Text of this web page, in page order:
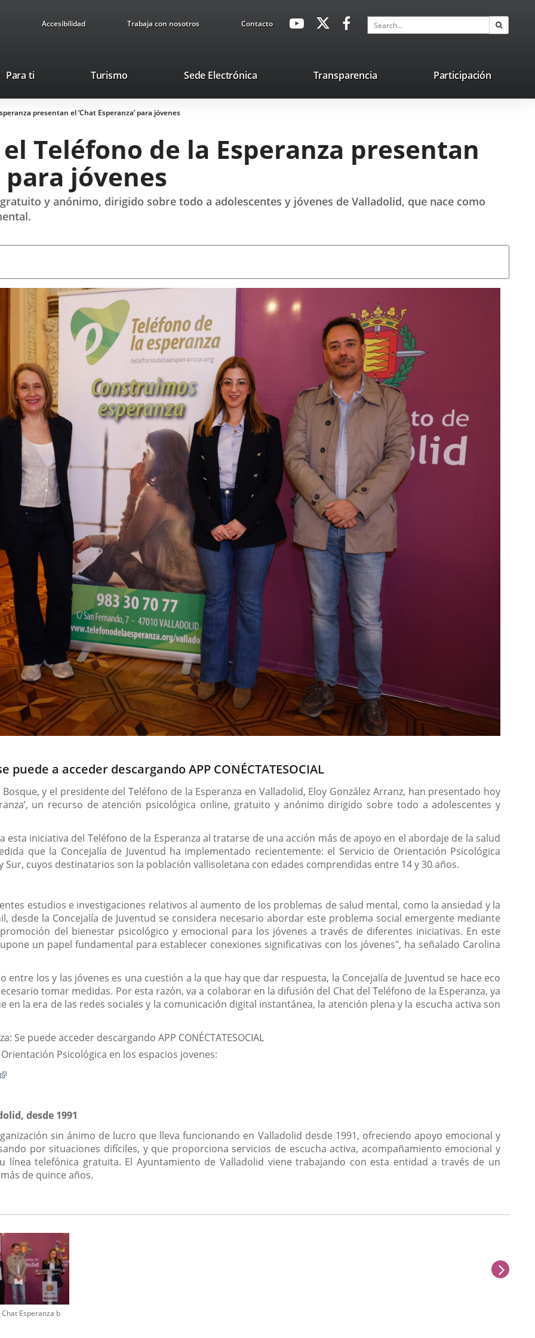
Accesibilidad Trabaja con nosotros ContactoavaHeaderSocial
Link
Link
application.
application.
Search
Para ti TurismoThis
will
open
pop-
window.
Sede ElectrónicaLink
external
Transparencia Participación
presentan el ‘Chat Esperanza’ para jóvenes
Teléfono de la Esperanza presentan
para jóvenes
y anónimo, dirigido sobre todo a adolescentes y jóvenes de Valladolid, que nace como
a acceder descargando APP CONÉCTATESOCIAL
y el presidente del Teléfono de la Esperanza en Valladolid, Eloy González Arranz, han presentado hoy
un recurso de atención psicológica online, gratuito y anónimo dirigido sobre todo a adolescentes y
esta iniciativa del Teléfono de la Esperanza al tratarse de una acción más de apoyo en el abordaje de la salud
que la Concejalía de Juventud ha implementado recientemente: el Servicio de Orientación Psicológica
Sur, cuyos destinatarios son la población vallisoletana con edades comprendidas entre 14 y 30 años.
estudios e investigaciones relativos al aumento de los problemas de salud mental, como la ansiedad y la
desde la Concejalía de Juventud se considera necesario abordar este problema social emergente mediante
del bienestar psicológico y emocional para los jóvenes a través de diferentes iniciativas. En este
un papel fundamental para establecer conexiones significativas con los jóvenes", ha señalado Carolina
los y las jóvenes es una cuestión a la que hay que dar respuesta, la Concejalía de Juventud se hace eco
tomar medidas. Por esta razón, va a colaborar en la difusión del Chat del Teléfono de la Esperanza, ya
la era de las redes sociales y la comunicación digital instantánea, la atención plena y la escucha activa son
Se puede acceder descargando APP CONÉCTATESOCIAL
Psicológica en los espacios jovenes:
aplicación
desde 1991
sin ánimo de lucro que lleva funcionando en Valladolid desde 1991, ofreciendo apoyo emocional y
por situaciones difíciles, y que proporciona servicios de escucha activa, acompañamiento emocional y
línea telefónica gratuita. El Ayuntamiento de Valladolid viene trabajando con esta entidad a través de un
de quince años.
Esperanza b
next